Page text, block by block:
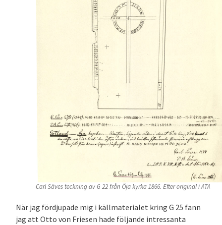
Carl Säves teckning av G 22 från Öja kyrka 1866. Efter original i ATA
När jag fördjupade mig i källmaterialet kring G 25 fann
jag att Otto von Friesen hade följande intressanta